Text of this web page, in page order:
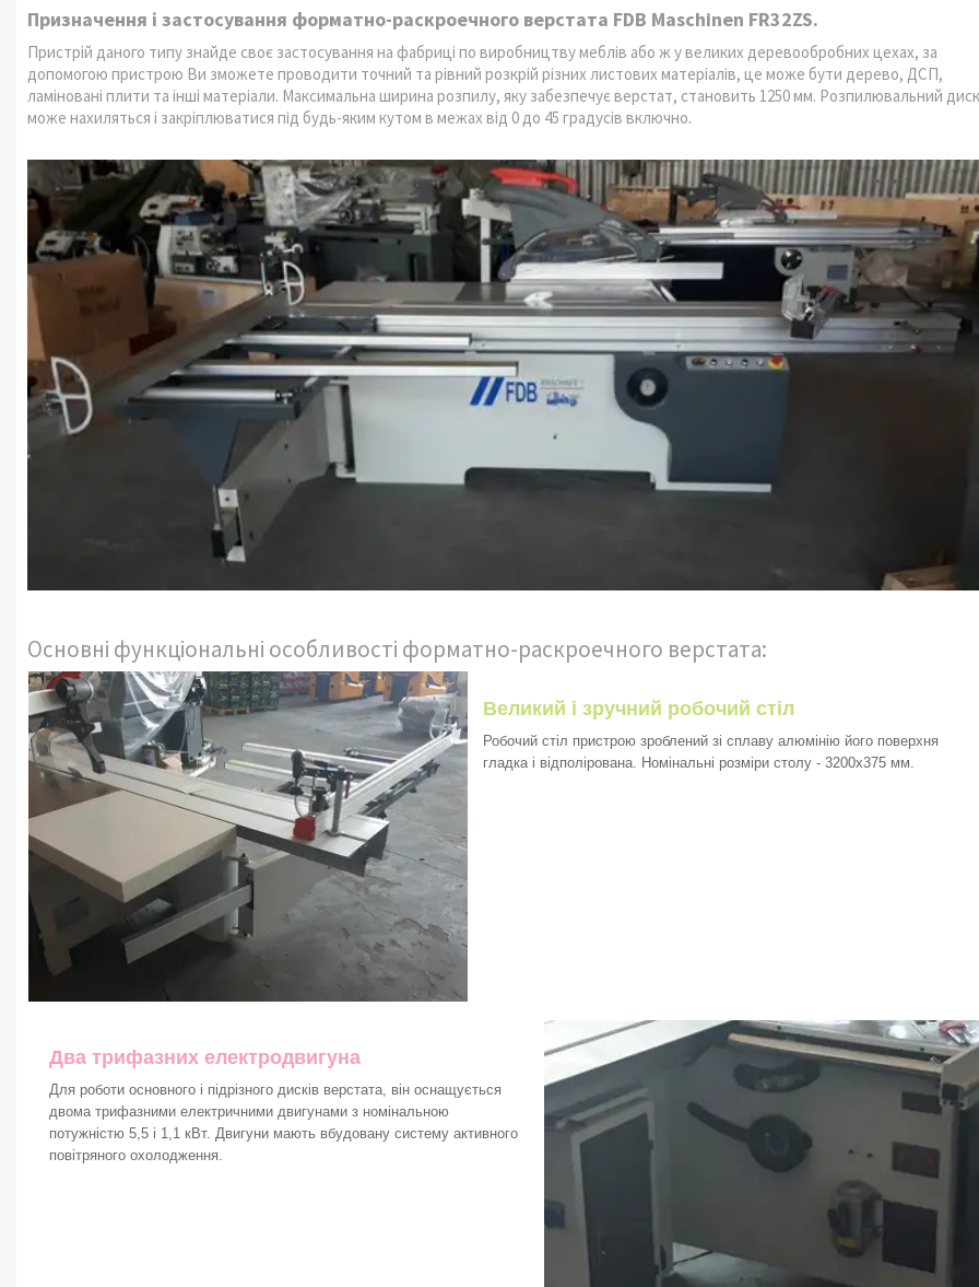
Призначення і застосування форматно-раскроечного верстата FDB Maschinen FR32ZS.
Пристрій даного типу знайде своє застосування на фабриці по виробництву меблів або ж у великих деревообробних цехах, за
допомогою пристрою Ви зможете проводити точний та рівний розкрій різних листових матеріалів, це може бути дерево, ДСП,
ламіновані плити та інші матеріали. Максимальна ширина розпилу, яку забезпечує верстат, становить 1250 мм. Розпилювальний диск
може нахиляться і закріплюватися під будь-яким кутом в межах від 0 до 45 градусів включно.
Основні функціональні особливості форматно-раскроечного верстата:
Великий і зручний робочий стіл
Робочий стіл пристрою зроблений зі сплаву алюмінію його поверхня
гладка і відполірована. Номінальні розміри столу - 3200x375 мм.
Два трифазних електродвигуна
Для роботи основного і підрізного дисків верстата, він оснащується
двома трифазними електричними двигунами з номінальною
потужністю 5,5 і 1,1 кВт. Двигуни мають вбудовану систему активного
повітряного охолодження.